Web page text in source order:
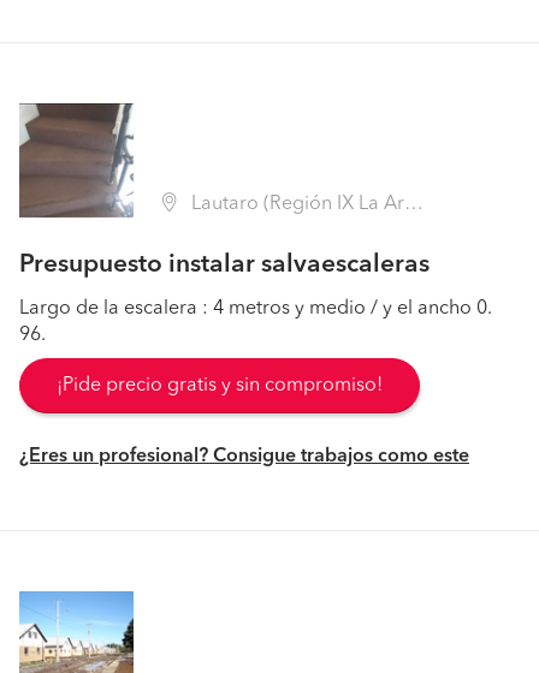
Lautaro (Región IX La Araucanía - Cautín)
Presupuesto instalar salvaescaleras
Largo de la escalera : 4 metros y medio / y el ancho 0.
96.
¡Pide precio gratis y sin compromiso!
¿Eres un profesional? Consigue trabajos como este